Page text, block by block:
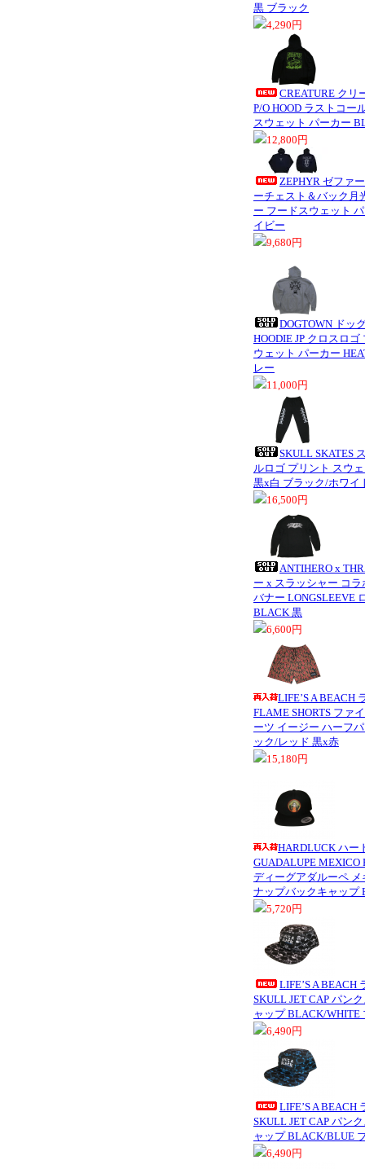
黒 ブラック
4,290円
CREATURE クリ
P/O HOOD ラストコー
スウェット パーカー
12,800円
ZEPHYR ゼファ
ーチェスト＆バック月
ー フードスウェット
イビー
9,680円
DOGTOWN ドッ
HOODIE JP クロスロ
ウェット パーカー
レー
11,000円
SKULL SKATES
ルロゴ プリント スウ
黒x白 ブラック/ホワイ
16,500円
ANTIHERO x
ー x スラッシャー コ
バナー LONGSLEEVE
BLACK 黒
6,600円
LIFE’S A BEACH
FLAME SHORTS ファ
ーツ イージー ハーフ
ック/レッド 黒x赤
15,180円
HARDLUCK ハー
GUADALUPE MEXICO
ディーグアダルーペ
ナップバックキャップ
5,720円
LIFE’S A BEACH
SKULL JET CAP パン
ャップ BLACK/WHITE
6,490円
LIFE’S A BEACH
SKULL JET CAP パン
ャップ BLACK/BLUE
6,490円